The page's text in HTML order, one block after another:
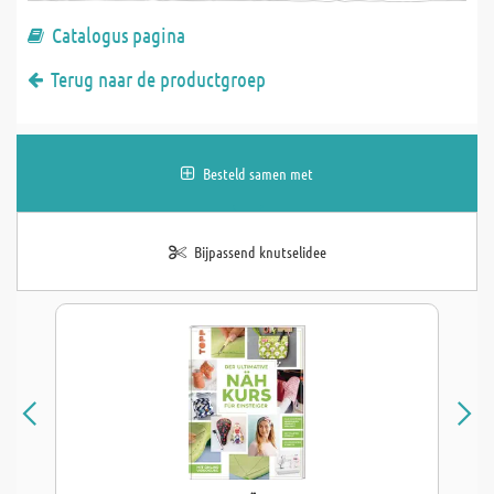
Catalogus pagina
Terug naar de productgroep
Besteld samen met
Bijpassend knutselidee